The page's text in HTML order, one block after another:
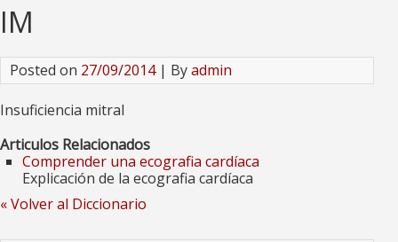
IM
Posted on 27/09/2014| Byadmin
Insuficiencia mitral
Articulos Relacionados
Comprender una ecografia cardíaca
Explicación de la ecografia cardíaca
« Volver al Diccionario